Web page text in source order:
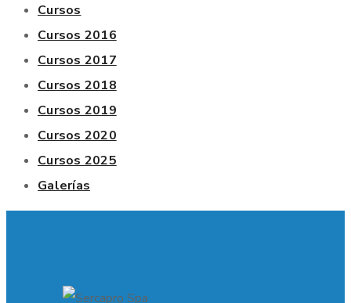
Cursos
Cursos 2016
Cursos 2017
Cursos 2018
Cursos 2019
Cursos 2020
Cursos 2025
Galerías